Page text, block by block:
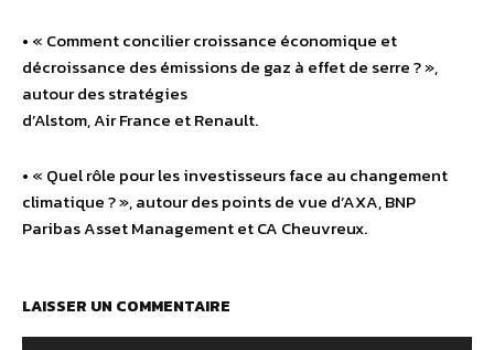
• « Comment concilier croissance économique et
décroissance des émissions de gaz à effet de serre ? »,
autour des stratégies
d’Alstom, Air France et Renault.
• « Quel rôle pour les investisseurs face au changement
climatique ? », autour des points de vue d’AXA, BNP
Paribas Asset Management et CA Cheuvreux.
LAISSER UN COMMENTAIRE